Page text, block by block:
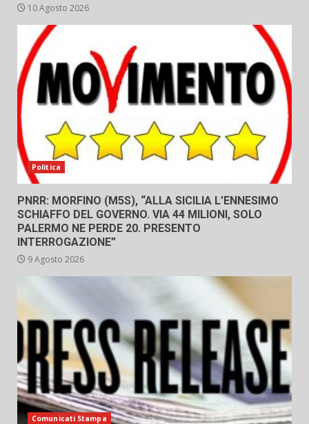
10 Agosto 2026
Politica
PNRR: MORFINO (M5S), “ALLA SICILIA L’ENNESIMO
SCHIAFFO DEL GOVERNO. VIA 44 MILIONI, SOLO
PALERMO NE PERDE 20. PRESENTO
INTERROGAZIONE”
9 Agosto 2026
Comunicati Stampa